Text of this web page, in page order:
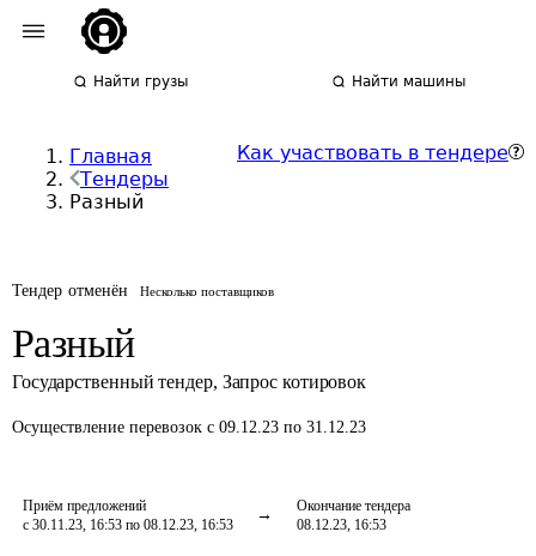
Найти грузы Найти машины
Главная
Тендеры
Разный
Как участвовать в тендере
Тендер отменён Несколько поставщиков
Разный
Государственный тендер, Запрос котировок
Осуществление перевозок с 09.12.23 по 31.12.23
Приём предложений
с 30.11.23, 16:53 по 08.12.23, 16:53
Окончание тендера
08.12.23, 16:53